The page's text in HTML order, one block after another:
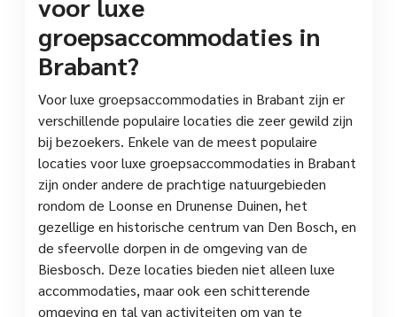
groepsaccommodaties in
Brabant?
Voor luxe groepsaccommodaties in Brabant zijn er
verschillende populaire locaties die zeer gewild zijn
bij bezoekers. Enkele van de meest populaire
locaties voor luxe groepsaccommodaties in Brabant
zijn onder andere de prachtige natuurgebieden
rondom de Loonse en Drunense Duinen, het
gezellige en historische centrum van Den Bosch, en
de sfeervolle dorpen in de omgeving van de
Biesbosch. Deze locaties bieden niet alleen luxe
accommodaties, maar ook een schitterende
omgeving en tal van activiteiten om van te